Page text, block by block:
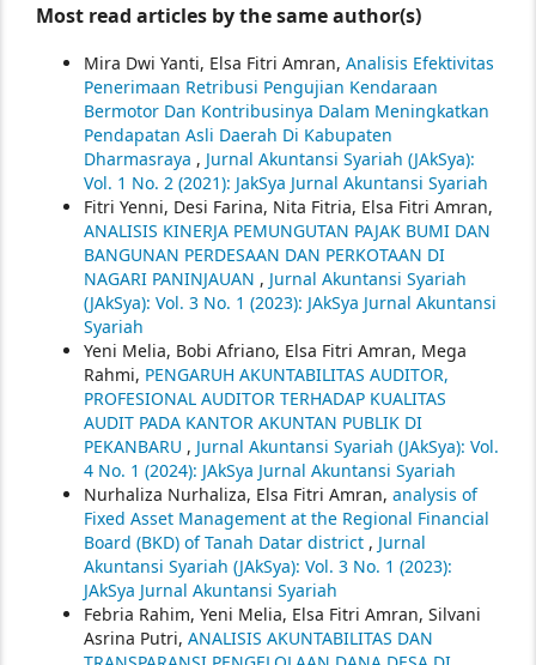
Most read articles by the same author(s)
Mira Dwi Yanti, Elsa Fitri Amran, Analisis Efektivitas
Penerimaan Retribusi Pengujian Kendaraan
Bermotor Dan Kontribusinya Dalam Meningkatkan
Pendapatan Asli Daerah Di Kabupaten
Dharmasraya , Jurnal Akuntansi Syariah (JAkSya):
Vol. 1 No. 2 (2021): JakSya Jurnal Akuntansi Syariah
Fitri Yenni, Desi Farina, Nita Fitria, Elsa Fitri Amran,
ANALISIS KINERJA PEMUNGUTAN PAJAK BUMI DAN
BANGUNAN PERDESAAN DAN PERKOTAAN DI
NAGARI PANINJAUAN , Jurnal Akuntansi Syariah
(JAkSya): Vol. 3 No. 1 (2023): JAkSya Jurnal Akuntansi
Syariah
Yeni Melia, Bobi Afriano, Elsa Fitri Amran, Mega
Rahmi, PENGARUH AKUNTABILITAS AUDITOR,
PROFESIONAL AUDITOR TERHADAP KUALITAS
AUDIT PADA KANTOR AKUNTAN PUBLIK DI
PEKANBARU , Jurnal Akuntansi Syariah (JAkSya): Vol.
4 No. 1 (2024): JAkSya Jurnal Akuntansi Syariah
Nurhaliza Nurhaliza, Elsa Fitri Amran, analysis of
Fixed Asset Management at the Regional Financial
Board (BKD) of Tanah Datar district , Jurnal
Akuntansi Syariah (JAkSya): Vol. 3 No. 1 (2023):
JAkSya Jurnal Akuntansi Syariah
Febria Rahim, Yeni Melia, Elsa Fitri Amran, Silvani
Asrina Putri, ANALISIS AKUNTABILITAS DAN